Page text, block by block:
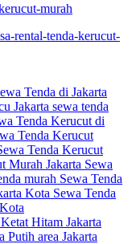
murah
rental-tenda-kerucut-
Tenda di Jakarta
Jakarta sewa tenda
Tenda Kerucut di
Tenda Kerucut
Tenda Kerucut
Murah Jakarta Sewa
murah Sewa Tenda
Kota Sewa Tenda
Hitam Jakarta
area Jakarta